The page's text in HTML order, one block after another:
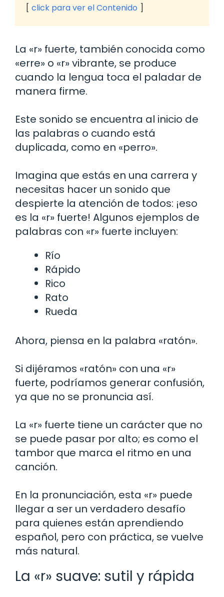
click para ver el Contenido
La «r» fuerte, también conocida como
«erre» o «r» vibrante, se produce
cuando la lengua toca el paladar de
manera firme.
Este sonido se encuentra al inicio de
las palabras o cuando está
duplicada, como en «perro».
Imagina que estás en una carrera y
necesitas hacer un sonido que
despierte la atención de todos: ¡eso
es la «r» fuerte! Algunos ejemplos de
palabras con «r» fuerte incluyen:
Río
Rápido
Rico
Rato
Rueda
Ahora, piensa en la palabra «ratón».
Si dijéramos «ratón» con una «r»
fuerte, podríamos generar confusión,
ya que no se pronuncia así.
La «r» fuerte tiene un carácter que no
se puede pasar por alto; es como el
tambor que marca el ritmo en una
canción.
En la pronunciación, esta «r» puede
llegar a ser un verdadero desafío
para quienes están aprendiendo
español, pero con práctica, se vuelve
más natural.
La «r» suave: sutil y rápida